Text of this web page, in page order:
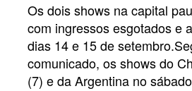
Os dois shows na capital
com ingressos esgotados e
dias 14 e 15 de
comunicado, os shows do
(7) e da Argentina no